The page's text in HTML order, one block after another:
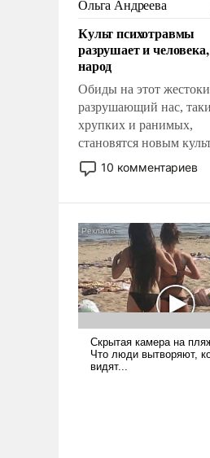
поднимет наши боевые
возможности.
Ольга Андреева
Культ психотравмы
разрушает и
народ
Обиды на этот
разрушающий нас,
хрупких и ранимых,
становятся новым
постепенно вытесняя и
отменяя традиционное
ударами судьбы, брать
ответственность,
слабым, идти вперед и
адаптироваться.
10 комментариев